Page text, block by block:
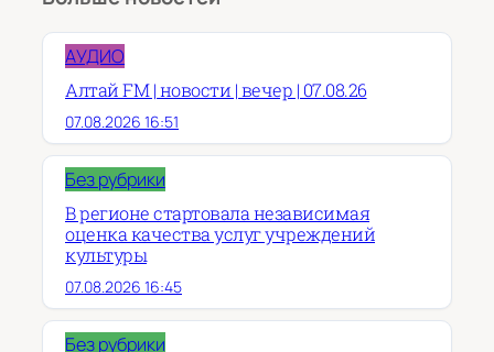
АУДИО
Алтай FM | новости | вечер | 07.08.26
07.08.2026 16:51
Без рубрики
В регионе стартовала независимая
оценка качества услуг учреждений
культуры
07.08.2026 16:45
Без рубрики